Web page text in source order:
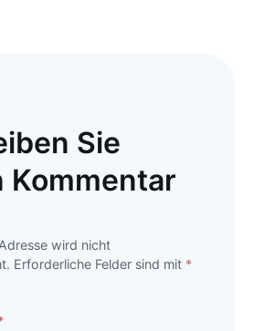
Sie
Kommentar
wird nicht
Erforderliche Felder sind mit *